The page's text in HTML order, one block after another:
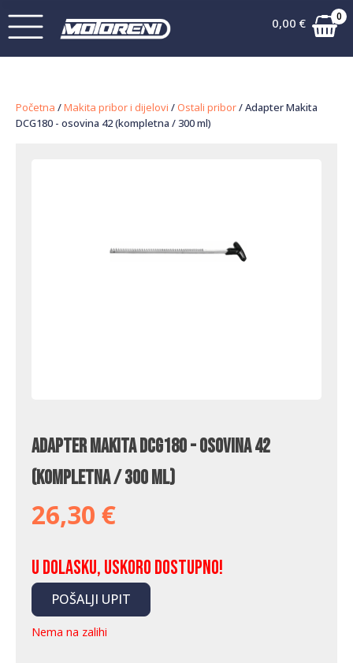
0,00 € 0
Početna /Makita pribor i dijelovi / Ostali pribor/ Adapter Makita
DCG180 - osovina 42 (kompletna / 300 ml)
Adapter Makita DCG180 - osovina 42
(kompletna / 300 ml)
26,30 €
U dolasku, uskoro dostupno!
POŠALJI UPIT
Nema na zalihi